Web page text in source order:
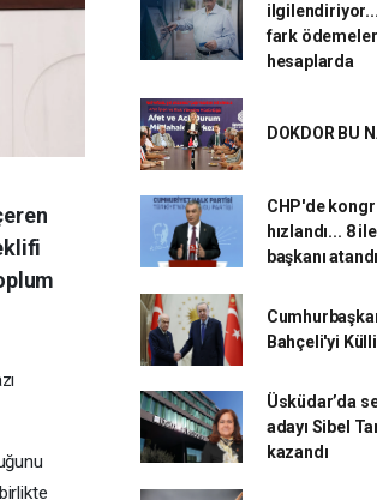
ilgilendiriyor...
fark
hesaplarda
DOKDOR BU
CHP'de
hızlandı... 8
başkanı atandı
Bahçeli'yi
Üsküdar’da
adayı Sibel
kazandı